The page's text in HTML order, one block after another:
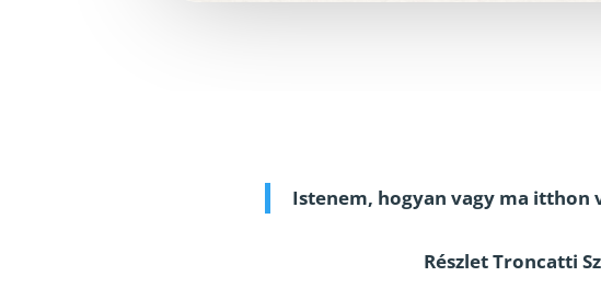
Istenem, hogyan vagy ma itthon
Részlet Troncatti